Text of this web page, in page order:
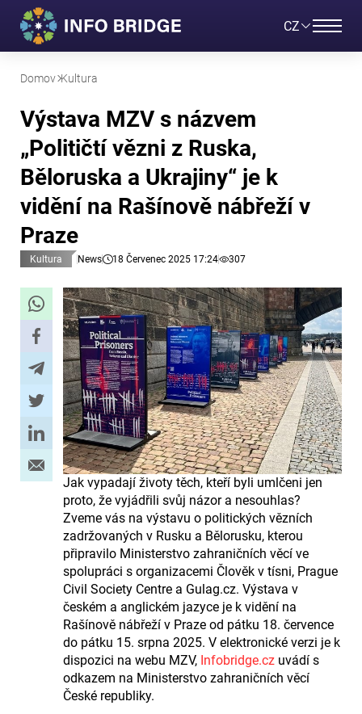
CZ
Domov Kultura
Výstava MZV s názvem
„Političtí vězni z Ruska,
Běloruska a Ukrajiny“ je k
vidění na Rašínově nábřeží v
Praze
Kultura News 18 Červenec 2025 17:24 307
Jak vypadají životy těch, kteří byli umlčeni jen
proto, že vyjádřili svůj názor a nesouhlas?
Zveme vás na výstavu o politických vězních
zadržovaných v Rusku a Bělorusku, kterou
připravilo Ministerstvo zahraničních věcí ve
spolupráci s organizacemi Člověk v tísni, Prague
Civil Society Centre a Gulag.cz. Výstava v
českém a anglickém jazyce je k vidění na
Rašínově nábřeží v Praze od pátku 18. července
do pátku 15. srpna 2025. V elektronické verzi je k
dispozici na webu MZV, Infobridge.czuvádí s
odkazem na Ministerstvo zahraničních věcí
České republiky.